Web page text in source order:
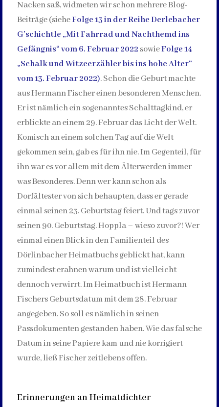
Nacken saß, widmeten wir schon mehrere Blog-
Beiträge (sieheFolge 13 in der Reihe Derlebacher
G’schichtle „Mit Fahrrad und Nachthemd ins
Gefängnis“ vom 6. Februar 2022 sowieFolge 14
„Schalk und Witzeerzähler bis ins hohe Alter“
vom 13. Februar 2022). Schon die Geburt machte
aus Hermann Fischer einen besonderen Menschen.
Er ist nämlich ein sogenanntes Schalttagkind, er
erblickte an einem 29. Februar das Licht der Welt.
Komisch an einem solchen Tag auf die Welt
gekommen sein, gab es für ihn nie. Im Gegenteil, für
ihn war es vor allem mit dem Älterwerden immer
was Besonderes. Denn wer kann schon als
Dorfältester von sich behaupten, dass er gerade
einmal seinen 23. Geburtstag feiert. Und tags zuvor
seinen 90. Geburtstag. Hoppla – wieso zuvor?! Wer
einmal einen Blick in den Familienteil des
Dörlinbacher Heimatbuchs geblickt hat, kann
zumindest erahnen warum und ist vielleicht
dennoch verwirrt. Im Heimatbuch ist Hermann
Fischers Geburtsdatum mit dem 28. Februar
angegeben. So soll es nämlich in seinen
Passdokumenten gestanden haben. Wie das falsche
Datum in seine Papiere kam und nie korrigiert
wurde, ließ Fischer zeitlebens offen.
Erinnerungen an Heimatdichter